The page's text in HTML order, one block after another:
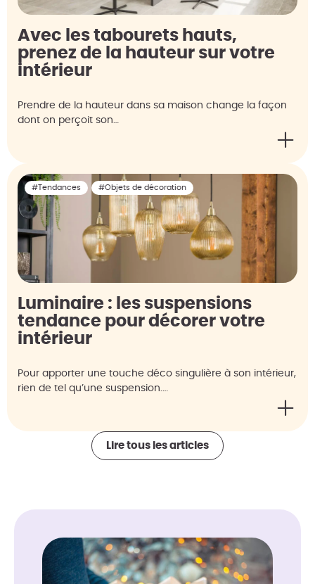
Avec les tabourets hauts,
prenez de la hauteur sur votre
intérieur
Prendre de la hauteur dans sa maison change la façon
dont on perçoit son…
#Tendances #Objets de décoration
Luminaire : les suspensions
tendance pour décorer votre
intérieur
Pour apporter une touche déco singulière à son intérieur,
rien de tel qu’une suspension.…
Lire tous les articles